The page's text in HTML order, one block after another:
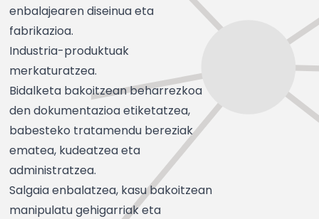
enbalajearen diseinua eta
fabrikazioa.
Industria-produktuak
merkaturatzea.
Bidalketa bakoitzean beharrezkoa
den dokumentazioa etiketatzea,
babesteko tratamendu bereziak
ematea, kudeatzea eta
administratzea.
Salgaia enbalatzea, kasu bakoitzean
manipulatu gehigarriak eta